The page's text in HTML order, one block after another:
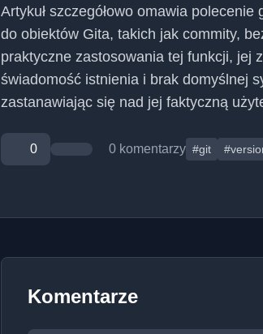
Artykuł szczegółowo omawia
do obiektów Gita, takich jak commity,
praktyczne zastosowania tej funkcji, jej
świadomość istnienia i brak domyślnej
zastanawiając się nad jej faktyczną
0 0 komentarzy #git
Komentarze